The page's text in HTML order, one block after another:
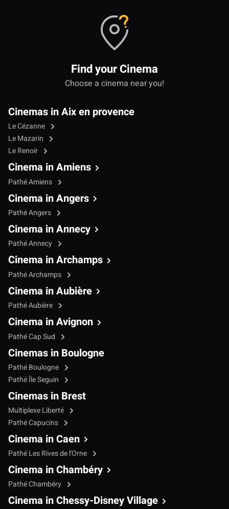
Find your Cinema
Choose a cinema near you!
Cinemas in Aix en provence
Le Cézanne
Le Mazarin
Le Renoir
Cinema in Amiens
Pathé Amiens
Cinema in Angers
Pathé Angers
Cinema in Annecy
Pathé Annecy
Cinema in Archamps
Pathé Archamps
Cinema in Aubière
Pathé Aubière
Cinema in Avignon
Pathé Cap Sud
Cinemas in Boulogne
Pathé Boulogne
Pathé Île Seguin
Cinemas in Brest
Multiplexe Liberté
Pathé Capucins
Cinema in Caen
Pathé Les Rives de l'Orne
Cinema in Chambéry
Pathé Chambéry
Cinema in Chessy-Disney Village